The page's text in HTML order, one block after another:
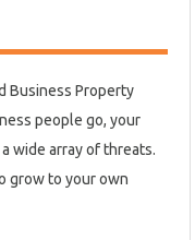
Business Property
people go, your
wide array of threats.
grow to your own